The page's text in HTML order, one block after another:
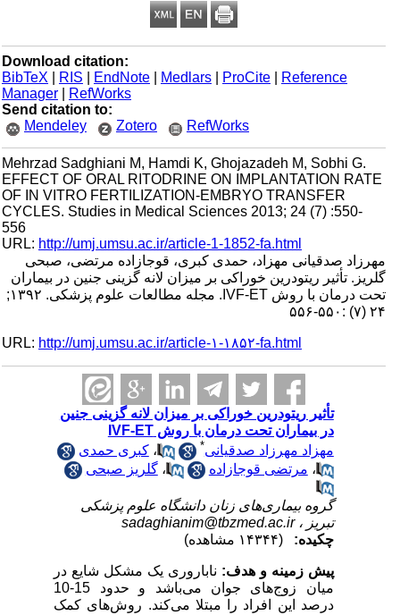
Download citation:
BibTeX
| RIS |EndNote |Medlars |ProCite |Reference
Manager
|RefWorks
Send citation to:
Mendeley
Zotero RefWorks
Mehrzad Sadghiani M, Hamdi K, Ghojazadeh M, Sobhi G.
EFFECT OF ORAL RITODRINE ON IMPLANTATION RATE
OF IN VITRO FERTILIZATION-EMBRYO TRANSFER
CYCLES. Studies in Medical Sciences 2013; 24 (7) :550-
556
URL:http://umj.umsu.ac.ir/article-1-1852-fa.html
مهرزاد صدقیانی مهزاد، حمدی کبری، قوجازاده مرتضی، صبحی
گلریز. تأثیر ریتودرین خوراکی بر میزان لانه گزینی جنین در بیماران
تحت درمان با روش IVF-ET. مجله مطالعات علوم پزشکی. ۱۳۹۲;
۲۴ (۷) :۵۵۰-۵۵۶
URL:http://umj.umsu.ac.ir/article-۱-۱۸۵۲-fa.html
تأثیر ریتودرین خوراکی بر میزان لانه گزینی جنین
در بیماران تحت درمان با روش IVF-ET
مهزاد مهرزاد صدقیانی
،کبری حمدی
،مرتضی قوجازاده ،گلریز صبحی
گروه بیماری‌های زنان دانشگاه علوم پزشکی
تبریز ، sadaghianim@tbzmed.ac.ir
چکیده:
پیش زمینه و هدف:ناباروری یک مشکل شایع در
میان زوج‌های جوان می‌باشد و حدود 15-10
درصد این افراد را مبتلا می‌کند.روش‌های کمک